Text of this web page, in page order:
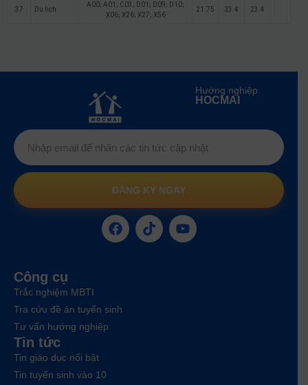
37 Du lịch
A00; A01; C03; D01; D09; D10;
X06; X26; X27; X56
21.75 23.4 23.4
Hướng nghiệp
HOCMAI
ĐĂNG KÝ NGAY
Công cụ
Trắc nghiệm MBTI
Tra cứu đề án tuyển sinh
Tư vấn hướng nghiệp
Tin tức
Tin giáo dục nổi bật
Tin tuyển sinh vào 10